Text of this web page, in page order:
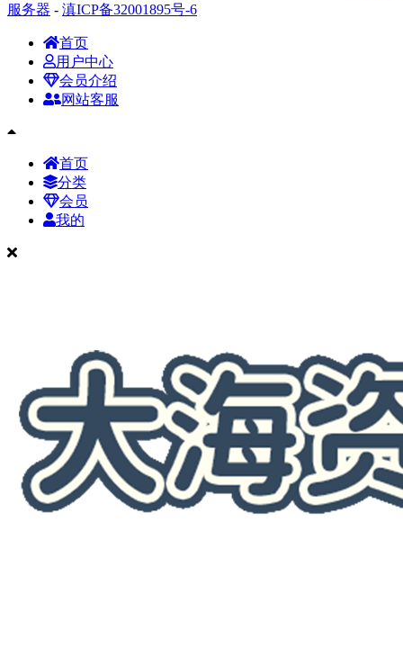
服务器 - 滇ICP备32001895号-6
首页
用户中心
会员介绍
网站客服
首页
分类
会员
我的